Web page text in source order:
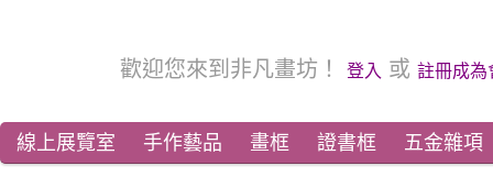
歡迎您來到非凡畫坊！ 登入 或 註冊成為
線上展覽室 手作藝品 畫框 證書框 五金雜項